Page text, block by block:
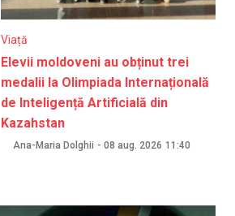
Viață
Elevii moldoveni au obținut trei
medalii la Olimpiada Internațională
de Inteligență Artificială din
Kazahstan
Ana-Maria Dolghii - 08 aug. 2026 11:40